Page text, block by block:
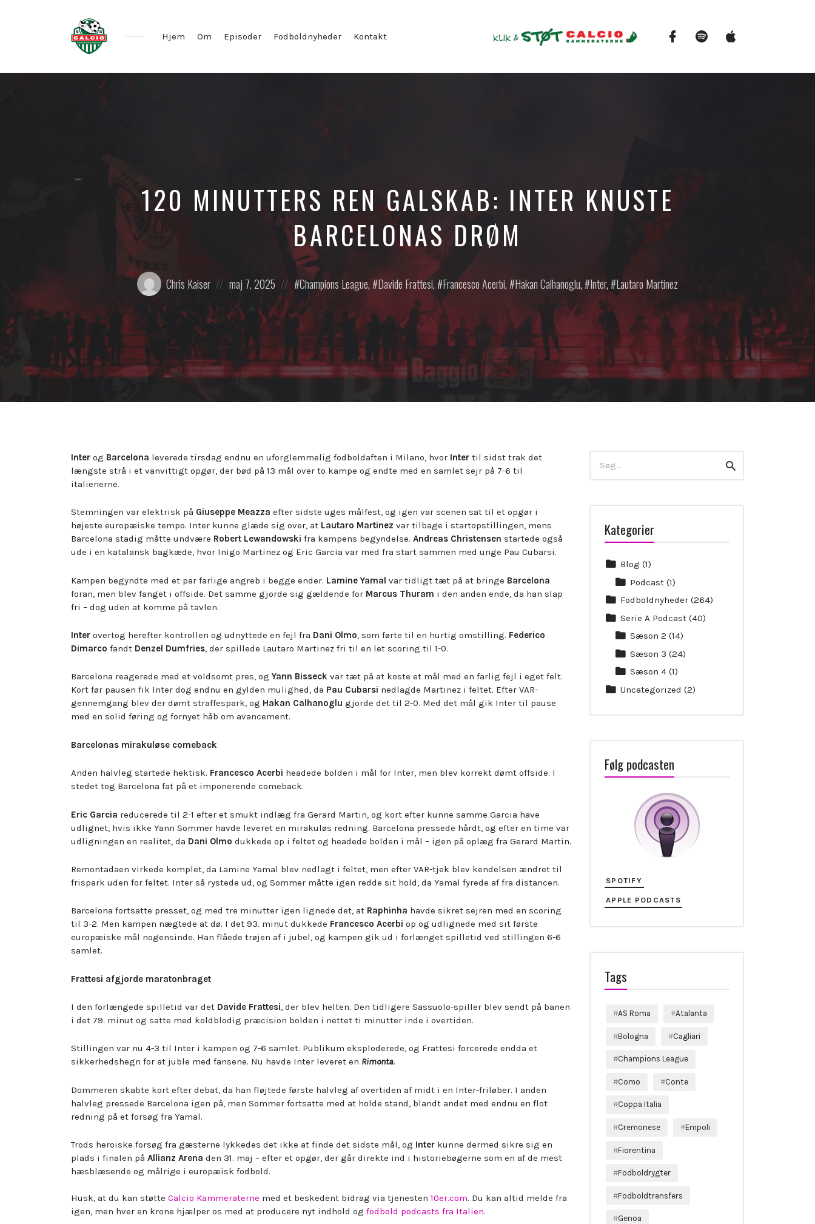
Hjem Om Episoder Fodboldnyheder Kontakt FacebookSpotify
120 MINUTTERS REN GALSKAB: INTER KNUSTE
BARCELONAS DRØM
Posted
by:
Chris Kaiser
Posted
on
maj 7, 2025
Posted
in:
Champions League, Davide Frattesi, Francesco Acerbi, Hakan Calhanoglu, Inter, Lautaro Martinez
Inter og Barcelona leverede tirsdag endnu en uforglemmelig fodboldaften i Milano, hvor Inter til sidst trak det
længste strå i et vanvittigt opgør, der bød på 13 mål over to kampe og endte med en samlet sejr på 7-6 til
italienerne.
Stemningen var elektrisk på Giuseppe Meazza efter sidste uges målfest, og igen var scenen sat til et opgør i
højeste europæiske tempo. Inter kunne glæde sig over, at Lautaro Martinez var tilbage i startopstillingen, mens
Barcelona stadig måtte undvære Robert Lewandowski fra kampens begyndelse. Andreas Christensen startede også
ude i en katalansk bagkæde, hvor Inigo Martinez og Eric Garcia var med fra start sammen med unge Pau Cubarsi.
Kampen begyndte med et par farlige angreb i begge ender. Lamine Yamal var tidligt tæt på at bringe Barcelona
foran, men blev fanget i offside. Det samme gjorde sig gældende for Marcus Thuram i den anden ende, da han slap
fri – dog uden at komme på tavlen.
Inter overtog herefter kontrollen og udnyttede en fejl fra Dani Olmo, som førte til en hurtig omstilling. Federico
Dimarco fandt Denzel Dumfries, der spillede Lautaro Martinez fri til en let scoring til 1-0.
Barcelona reagerede med et voldsomt pres, og Yann Bisseck var tæt på at koste et mål med en farlig fejl i eget felt.
Kort før pausen fik Inter dog endnu en gylden mulighed, da Pau Cubarsi nedlagde Martinez i feltet. Efter VAR-
gennemgang blev der dømt straffespark, og Hakan Calhanoglu gjorde det til 2-0. Med det mål gik Inter til pause
med en solid føring og fornyet håb om avancement.
Barcelonas mirakuløse comeback
Anden halvleg startede hektisk. Francesco Acerbi headede bolden i mål for Inter, men blev korrekt dømt offside. I
stedet tog Barcelona fat på et imponerende comeback.
Eric Garcia reducerede til 2-1 efter et smukt indlæg fra Gerard Martin, og kort efter kunne samme Garcia have
udlignet, hvis ikke Yann Sommer havde leveret en mirakuløs redning. Barcelona pressede hårdt, og efter en time var
udligningen en realitet, da Dani Olmo dukkede op i feltet og headede bolden i mål – igen på oplæg fra Gerard Martin.
Remontadaen virkede komplet, da Lamine Yamal blev nedlagt i feltet, men efter VAR-tjek blev kendelsen ændret til
frispark uden for feltet. Inter så rystede ud, og Sommer måtte igen redde sit hold, da Yamal fyrede af fra distancen.
Barcelona fortsatte presset, og med tre minutter igen lignede det, at Raphinha havde sikret sejren med en scoring
til 3-2. Men kampen nægtede at dø. I det 93. minut dukkede Francesco Acerbi op og udlignede med sit første
europæiske mål nogensinde. Han flåede trøjen af i jubel, og kampen gik ud i forlænget spilletid ved stillingen 6-6
samlet.
Frattesi afgjorde maratonbraget
I den forlængede spilletid var det Davide Frattesi, der blev helten. Den tidligere Sassuolo-spiller blev sendt på banen
i det 79. minut og satte med koldblodig præcision bolden i nettet ti minutter inde i overtiden.
Stillingen var nu 4-3 til Inter i kampen og 7-6 samlet. Publikum eksploderede, og Frattesi forcerede endda et
sikkerhedshegn for at juble med fansene. Nu havde Inter leveret en Rimonta.
Dommeren skabte kort efter debat, da han fløjtede første halvleg af overtiden af midt i en Inter-friløber. I anden
halvleg pressede Barcelona igen på, men Sommer fortsatte med at holde stand, blandt andet med endnu en flot
redning på et forsøg fra Yamal.
Trods heroiske forsøg fra gæsterne lykkedes det ikke at finde det sidste mål, og Inter kunne dermed sikre sig en
plads i finalen på Allianz Arena den 31. maj – efter et opgør, der går direkte ind i historiebøgerne som en af de mest
hæsblæsende og målrige i europæisk fodbold.
Husk, at du kan støtte Calcio Kammeraterne med et beskedent bidrag via tjenesten 10er.com. Du kan altid melde fra
igen, men hver en krone hjælper os med at producere nyt indhold og fodbold podcasts fra Italien.
for:
Search
Kategorier
Blog (1)
Podcast (1)
Fodboldnyheder(264)
Serie A Podcast(40)
Sæson 2 (14)
Sæson 3 (24)
Sæson 4 (1)
Uncategorized (2)
Følg podcasten
SPOTIFY
APPLE PODCASTS
Tags
AS Roma Atalanta
Bologna Cagliari
Champions League
Como Conte
Coppa Italia
Cremonese Empoli
Fiorentina
Fodboldrygter
Fodboldtransfers
Genoa